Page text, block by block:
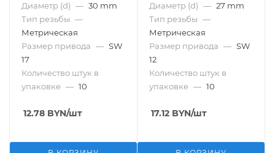
Диаметр (d) — 30 mm
Тип резьбы —
Метрическая
Размер привода — SW
17
Количество штук в
упаковке — 10
12.78 BYN/шт
Диаметр (d) — 27 mm
Тип резьбы —
Метрическая
Размер привода — SW
12
Количество штук в
упаковке — 10
17.12 BYN/шт